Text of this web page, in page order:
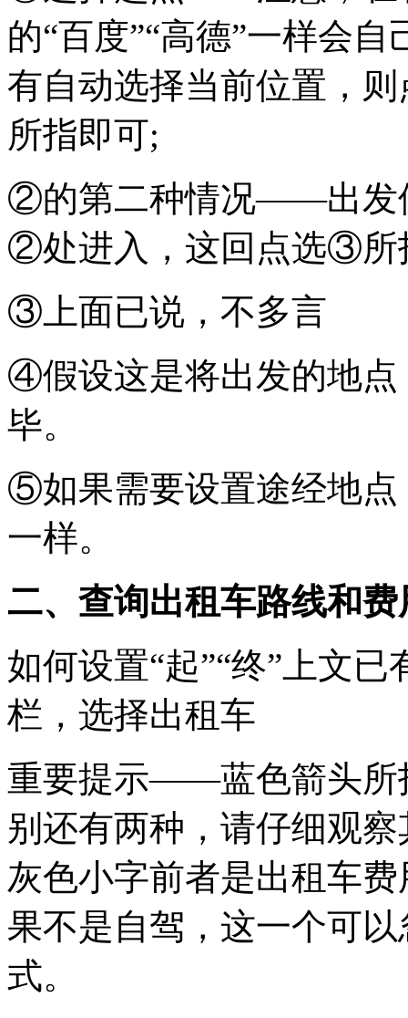
的“百度”“高德”一样会
有自动选择当前位置，
所指即可;
②的第二种情况——出发
②处进入，这回点选③所
③上面已说，不多言
④假设这是将出发的地点
毕。
⑤如果需要设置途经地点
一样。
二、查询出租车路线和费
如何设置“起”“终”上文
栏，选择出租车
重要提示——蓝色箭头所
别还有两种，请仔细观
灰色小字前者是出租车
果不是自驾，这一个可
式。